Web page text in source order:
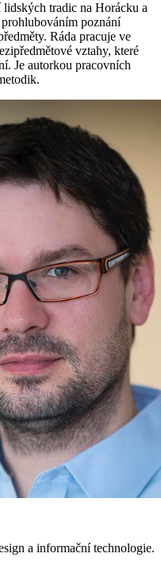
tradic na Horácku a
poznání
Ráda pracuje ve
vztahy, které
Je autorkou pracovních
a informační technologie.